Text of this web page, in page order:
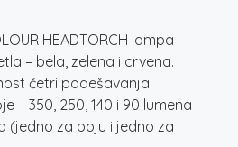
HEADTORCH lampa
– bela, zelena i crvena.
četri podešavanja
– 350, 250, 140 i 90 lumena
(jedno za boju i jedno za